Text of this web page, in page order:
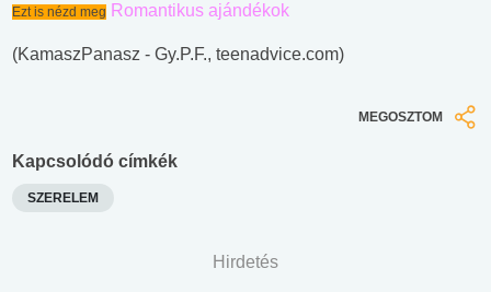
Ezt is nézd meg Romantikus ajándékok
(KamaszPanasz - Gy.P.F., teenadvice.com)
MEGOSZTOM
Kapcsolódó címkék
SZERELEM
Hirdetés